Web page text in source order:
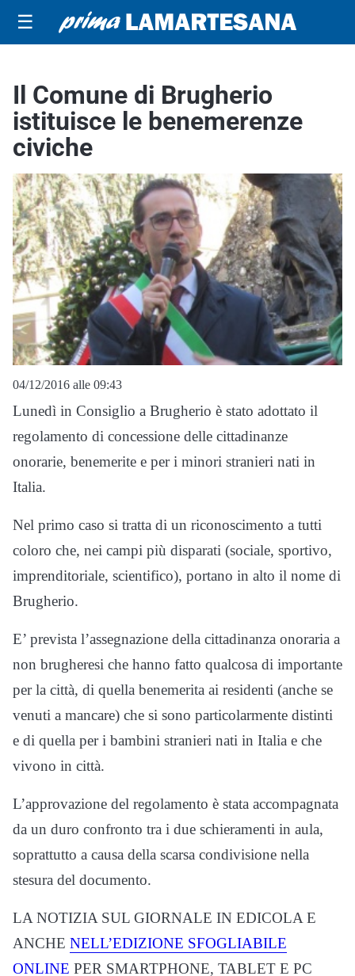
☰
Il Comune di Brugherio
istituisce le benemerenze
civiche
04/12/2016 alle 09:43
Lunedì in Consiglio a Brugherio è stato adottato il
regolamento di concessione delle cittadinanze
onorarie, benemerite e per i minori stranieri nati in
Italia.
Nel primo caso si tratta di un riconoscimento a tutti
coloro che, nei campi più disparati (sociale, sportivo,
imprenditoriale, scientifico), portano in alto il nome di
Brugherio.
E’ prevista l’assegnazione della cittadinanza onoraria a
non brugheresi che hanno fatto qualcosa di importante
per la città, di quella benemerita ai residenti (anche se
venuti a mancare) che si sono particolarmente distinti
e di quella per i bambini stranieri nati in Italia e che
vivono in città.
L’approvazione del regolamento è stata accompagnata
da un duro confronto tra i due schieramenti in aula,
soprattutto a causa della scarsa condivisione nella
stesura del documento.
LA NOTIZIA SUL GIORNALE IN EDICOLA E
ANCHE NELL’EDIZIONE SFOGLIABILE
ONLINE PER SMARTPHONE, TABLET E PC